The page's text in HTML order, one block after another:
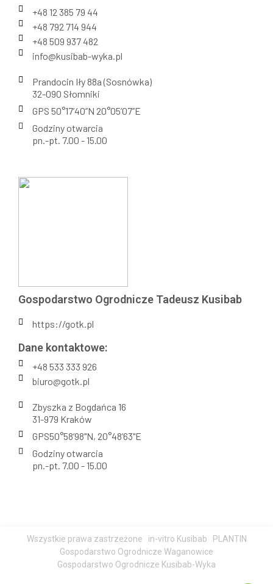
+48 12 385 79 44
+48 792 714 944
+48 509 937 482
info@kusibab-wyka.pl
Prandocin Iły 88a (Sosnówka)
32-090 Słomniki
GPS 50°17’40’’N 20°05’07’’E
Godziny otwarcia
pn.-pt. 7.00 - 15.00
Gospodarstwo Ogrodnicze Tadeusz Kusibab
https://gotk.pl
Dane kontaktowe:
+48 533 333 926
biuro@gotk.pl
Zbyszka z Bogdańca 16
31-979 Kraków
GPS50°58’98"N, 20°48’63"E
Godziny otwarcia
pn.-pt. 7.00 - 15.00
Wszystkie prawa zastrzeżone in-vitro Kusibab
PLANTIN
Gospodarstwo Ogrodnicze Waganowice
Gospodarstwo Ogrodnicze Kusibab-Wyka